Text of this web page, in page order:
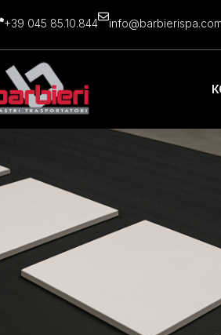
+39 045 85.10.844 info@barbierispa.com